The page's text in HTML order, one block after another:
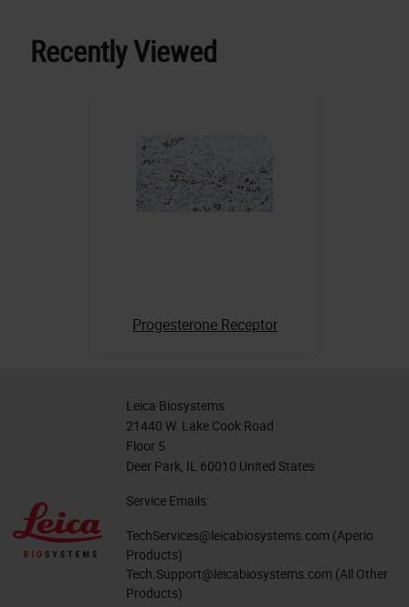
Recently Viewed
Progesterone Receptor
Leica Biosystems
21440 W. Lake Cook Road
Floor 5
Deer Park, IL 60010 United States
Service Emails:
TechServices@leicabiosystems.com (Aperio
Products)
Tech.Support@leicabiosystems.com (All Other
Products)